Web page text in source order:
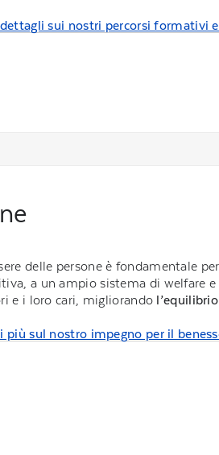
sui nostri percorsi formativi
delle persone è fondamentale
a un ampio sistema di welfare
e i loro cari, migliorando
più sul nostro impegno per il